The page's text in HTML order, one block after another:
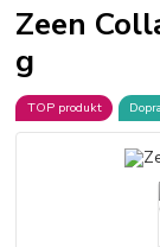
Zeen
g
TOP produkt